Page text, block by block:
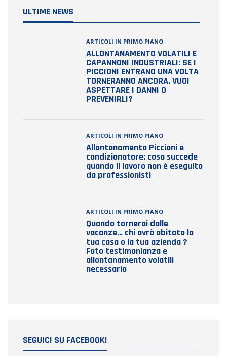
ULTIME NEWS
ARTICOLI IN PRIMO PIANO
ALLONTANAMENTO VOLATILI E
CAPANNONI INDUSTRIALI: SE I
PICCIONI ENTRANO UNA VOLTA
TORNERANNO ANCORA. VUOI
ASPETTARE I DANNI O
PREVENIRLI?
ARTICOLI IN PRIMO PIANO
Allontanamento Piccioni e
condizionatore: cosa succede
quando il lavoro non è eseguito
da professionisti
ARTICOLI IN PRIMO PIANO
Quando tornerai dalle
vacanze… chi avrà abitato la
tua casa o la tua azienda ?
Foto testimonianza e
allontanamento volatili
necessario
SEGUICI SU FACEBOOK!